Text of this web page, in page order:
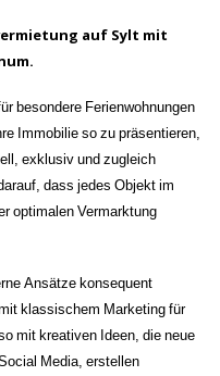
auf Sylt mit
besondere Ferienwohnungen
Immobilie so zu präsentieren,
exklusiv und zugleich
dass jedes Objekt im
optimalen Vermarktung
Ansätze konsequent
klassischem Marketing für
mit kreativen Ideen, die neue
Media, erstellen